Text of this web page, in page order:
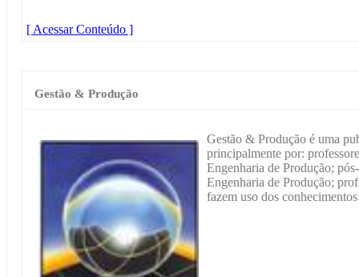
[ Acessar Conteúdo ]
Gestão & Produção
Gestão & Produção é uma
principalmente por:
Engenharia de Produção;
Engenharia de Produção;
fazem uso dos